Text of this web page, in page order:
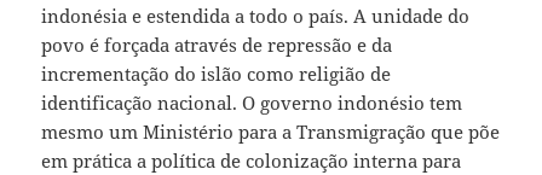
indonésia e estendida a todo o país. A unidade do
povo é forçada através de repressão e da
incrementação do islão como religião de
identificação nacional. O governo indonésio tem
mesmo um Ministério para a Transmigração que põe
em prática a política de colonização interna para